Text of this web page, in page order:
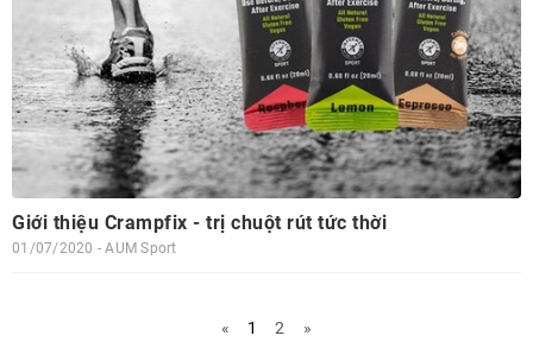
Giới thiệu Crampfix - trị chuột rút tức thời
01/07/2020 - AUM Sport
« 1 2 »